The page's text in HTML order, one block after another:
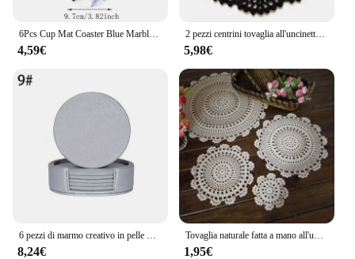
4,59€
2 pezzi centrini tovaglia all'uncinetto nera centrini tovaglietta fatta a mano 8 pollici (20cm)
5,98€
8,24€ 1,95€